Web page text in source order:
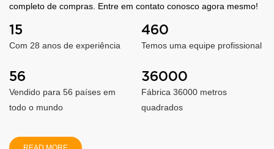
completo de compras. Entre em contato conosco agora mesmo!
15
Com 28 anos de experiência
460
Temos uma equipe profissional
56
Vendido para 56 países em
todo o mundo
36000
Fábrica 36000 metros
quadrados